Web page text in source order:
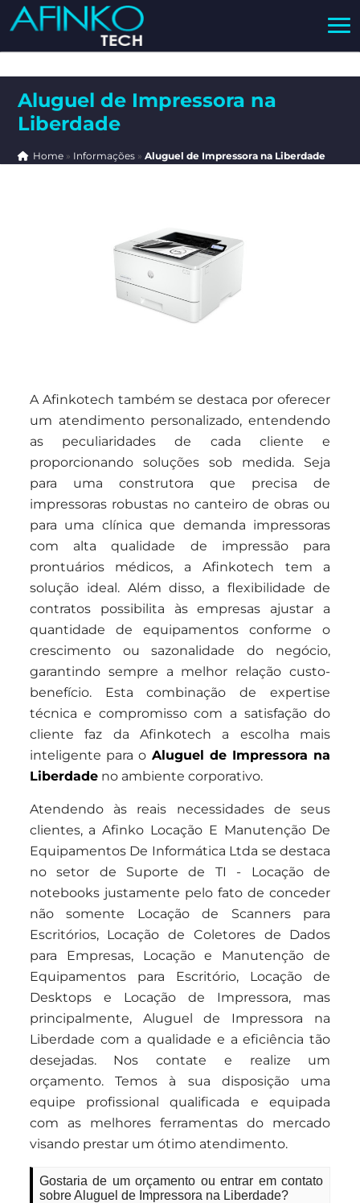
Aluguel de Impressora na
Liberdade
Home» Informações » Aluguel de Impressora na Liberdade
A Afinkotech também se destaca por oferecer
um atendimento personalizado, entendendo
as peculiaridades de cada cliente e
proporcionando soluções sob medida. Seja
para uma construtora que precisa de
impressoras robustas no canteiro de obras ou
para uma clínica que demanda impressoras
com alta qualidade de impressão para
prontuários médicos, a Afinkotech tem a
solução ideal. Além disso, a flexibilidade de
contratos possibilita às empresas ajustar a
quantidade de equipamentos conforme o
crescimento ou sazonalidade do negócio,
garantindo sempre a melhor relação custo-
benefício. Esta combinação de expertise
técnica e compromisso com a satisfação do
cliente faz da Afinkotech a escolha mais
inteligente para o Aluguel de Impressora na
Liberdadeno ambiente corporativo.
Atendendo às reais necessidades de seus
clientes, a Afinko Locação E Manutenção De
Equipamentos De Informática Ltda se destaca
no setor de Suporte de TI - Locação de
notebooks justamente pelo fato de conceder
não somente Locação de Scanners para
Escritórios, Locação de Coletores de Dados
para Empresas, Locação e Manutenção de
Equipamentos para Escritório, Locação de
Desktops e Locação de Impressora, mas
principalmente, Aluguel de Impressora na
Liberdade com a qualidade e a eficiência tão
desejadas. Nos contate e realize um
orçamento. Temos à sua disposição uma
equipe profissional qualificada e equipada
com as melhores ferramentas do mercado
visando prestar um ótimo atendimento.
Gostaria de um orçamento ou entrar em contato
sobre Aluguel de Impressora na Liberdade?